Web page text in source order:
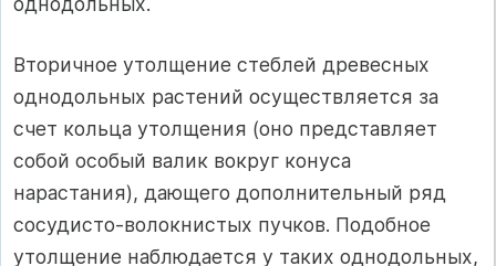
Вторичное утолщение стеблей древесных
однодольных растений осуществляется за
счет кольца утолщения (оно представляет
собой особый валик вокруг конуса
нарастания), дающего дополнительный ряд
сосудисто-волокнистых пучков. Подобное
утолщение наблюдается у таких однодольных,